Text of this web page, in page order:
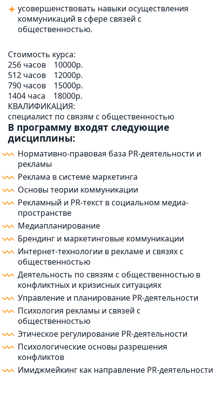
усовершенствовать навыки осуществления
коммуникаций в сфере связей с
общественностью.
Стоимость курса:
256 часов
10000р.
512 часов
12000р.
790 часов
15000р.
1404 часа
18000р.
КВАЛИФИКАЦИЯ:
специалист по связям с общественностью
В программу входят следующие
дисциплины:
Нормативно-правовая база PR-деятельности и
рекламы
Реклама в системе маркетинга
Основы теории коммуникации
Рекламный и PR-текст в социальном медиа-
пространстве
Медиапланирование
Брендинг и маркетинговые коммуникации
Интернет-технологии в рекламе и связях с
общественностью
Деятельность по связям с общественностью в
конфликтных и кризисных ситуациях
Управление и планирование PR-деятельности
Психология рекламы и связей с
общественностью
Этическое регулирование PR-деятельности
Психологические основы разрешения
конфликтов
Имиджмейкинг как направление PR-деятельности